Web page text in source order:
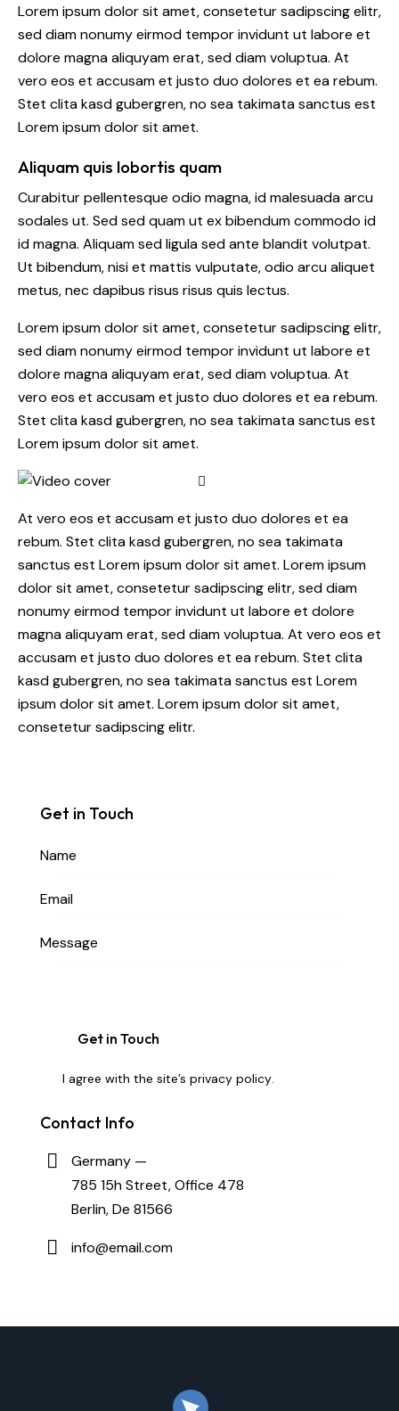
Lorem ipsum dolor sit amet, consetetur sadipscing elitr,
sed diam nonumy eirmod tempor invidunt ut labore et
dolore magna aliquyam erat, sed diam voluptua. At
vero eos et accusam et justo duo dolores et ea rebum.
Stet clita kasd gubergren, no sea takimata sanctus est
Lorem ipsum dolor sit amet.
Aliquam quis lobortis quam
Curabitur pellentesque odio magna, id malesuada arcu
sodales ut. Sed sed quam ut ex bibendum commodo id
id magna. Aliquam sed ligula sed ante blandit volutpat.
Ut bibendum, nisi et mattis vulputate, odio arcu aliquet
metus, nec dapibus risus risus quis lectus.
Lorem ipsum dolor sit amet, consetetur sadipscing elitr,
sed diam nonumy eirmod tempor invidunt ut labore et
dolore magna aliquyam erat, sed diam voluptua. At
vero eos et accusam et justo duo dolores et ea rebum.
Stet clita kasd gubergren, no sea takimata sanctus est
Lorem ipsum dolor sit amet.
At vero eos et accusam et justo duo dolores et ea
rebum. Stet clita kasd gubergren, no sea takimata
sanctus est Lorem ipsum dolor sit amet. Lorem ipsum
dolor sit amet, consetetur sadipscing elitr, sed diam
nonumy eirmod tempor invidunt ut labore et dolore
magna aliquyam erat, sed diam voluptua. At vero eos et
accusam et justo duo dolores et ea rebum. Stet clita
kasd gubergren, no sea takimata sanctus est Lorem
ipsum dolor sit amet. Lorem ipsum dolor sit amet,
consetetur sadipscing elitr.
Get in Touch
I agree with the site’sprivacy policy.
Contact Info
Germany —
785 15h Street, Office 478
Berlin, De 81566
info@email.com